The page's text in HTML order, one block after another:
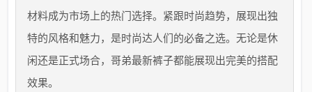
材料成为市场上的热门选择。紧跟时尚趋势，展现出独
特的风格和魅力，是时尚达人们的必备之选。无论是休
闲还是正式场合，哥弟最新裤子都能展现出完美的搭配
效果。